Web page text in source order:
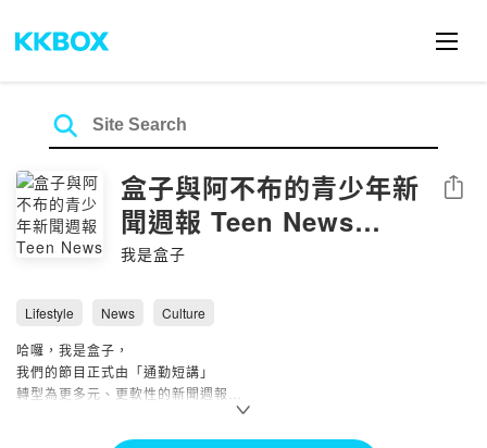
盒子與阿不布的青少年新
聞週報 Teen News
Weekly
我是盒子
Share
Lifestyle News
Culture
哈囉，我是盒子，
我們的節目正式由「通勤短講」
轉型為更多元、更軟性的新聞週報
📌喜愛遊山玩水、親近大自然的大朋友族群